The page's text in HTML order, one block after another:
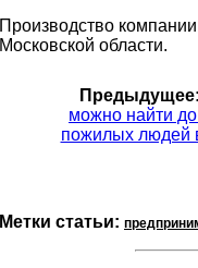
Производство
Московской области.
можно найти
пожилых людей
Метки статьи: